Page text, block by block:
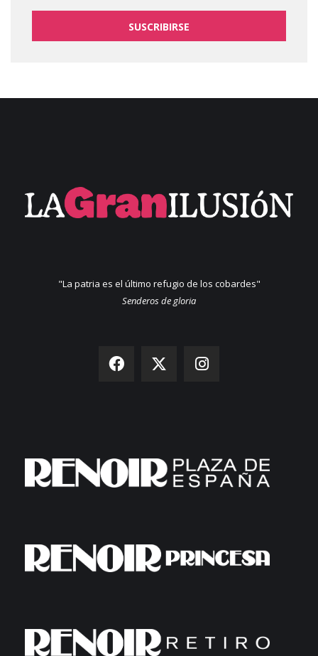
SUSCRIBIRSE
"La patria es el último refugio de los cobardes"
Senderos de gloria